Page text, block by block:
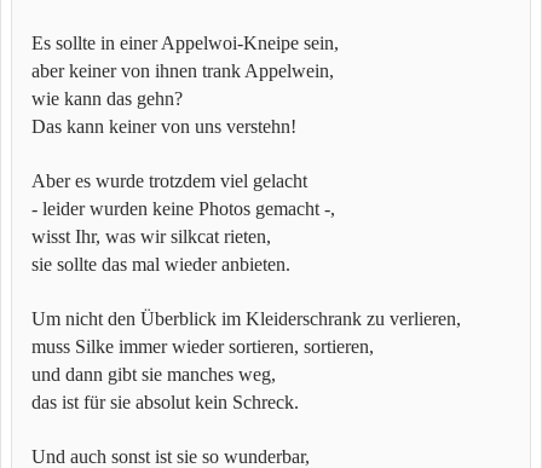
Es sollte in einer Appelwoi-Kneipe sein,
aber keiner von ihnen trank Appelwein,
wie kann das gehn?
Das kann keiner von uns verstehn!
Aber es wurde trotzdem viel gelacht
- leider wurden keine Photos gemacht -,
wisst Ihr, was wir silkcat rieten,
sie sollte das mal wieder anbieten.
Um nicht den Überblick im Kleiderschrank zu verlieren,
muss Silke immer wieder sortieren, sortieren,
und dann gibt sie manches weg,
das ist für sie absolut kein Schreck.
Und auch sonst ist sie so wunderbar,